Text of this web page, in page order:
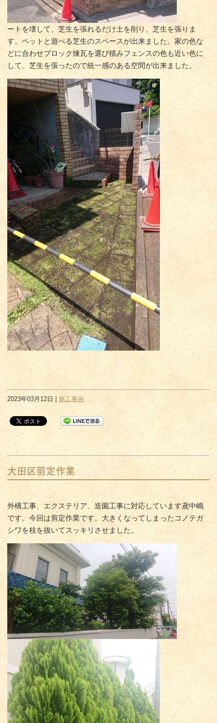
ートを壊して、芝生を張れるだけ土を削り、芝生を張りま
す。ペットと遊べる芝生のスペースが出来ました。家の色な
どに合わせブロック煉瓦を選び積みフェンスの色も近い色に
して、芝生を張ったので統一感のある空間が出来ました。
2023年03月12日 | 施工事例
大田区剪定作業
外構工事、エクステリア、造園工事に対応しています鳶中嶋
です。今回は剪定作業です。大きくなってしまったコノテガ
シワを枝を抜いてスッキリさせました。